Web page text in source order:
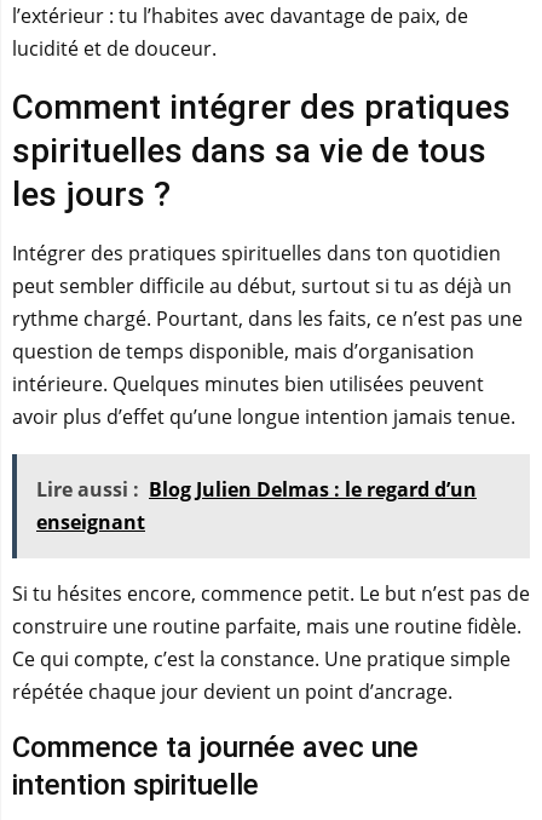
l’extérieur : tu l’habites avec davantage de paix, de
lucidité et de douceur.
Comment intégrer des pratiques
spirituelles dans sa vie de tous
les jours ?
Intégrer des pratiques spirituelles dans ton quotidien
peut sembler difficile au début, surtout si tu as déjà un
rythme chargé. Pourtant, dans les faits, ce n’est pas une
question de temps disponible, mais d’organisation
intérieure. Quelques minutes bien utilisées peuvent
avoir plus d’effet qu’une longue intention jamais tenue.
Lire aussi : Blog Julien Delmas : le regard d’un
enseignant
Si tu hésites encore, commence petit. Le but n’est pas de
construire une routine parfaite, mais une routine fidèle.
Ce qui compte, c’est la constance. Une pratique simple
répétée chaque jour devient un point d’ancrage.
Commence ta journée avec une
intention spirituelle